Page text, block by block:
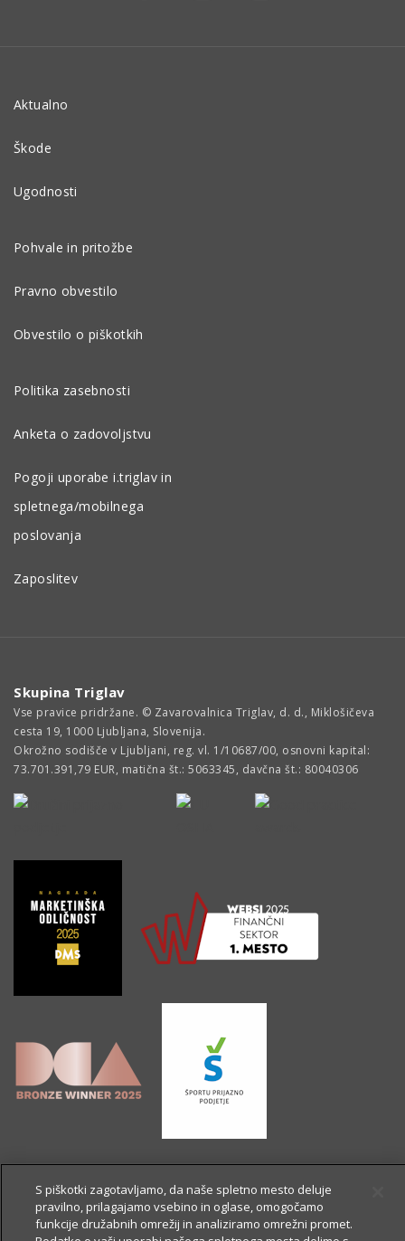
Aktualno
Škode
Ugodnosti
Pohvale in pritožbe
Pravno obvestilo
Obvestilo o piškotkih
Politika zasebnosti
Anketa o zadovoljstvu
Pogoji uporabe i.triglav in
spletnega/mobilnega
poslovanja
Zaposlitev
Skupina Triglav
Vse pravice pridržane. © Zavarovalnica Triglav, d. d., Miklošičeva
cesta 19, 1000 Ljubljana, Slovenija.
Okrožno sodišče v Ljubljani, reg. vl. 1/10687/00, osnovni kapital:
73.701.391,79 EUR, matična št.: 5063345, davčna št.: 80040306
S piškotki zagotavljamo, da naše spletno mesto deluje
pravilno, prilagajamo vsebino in oglase, omogočamo
funkcije družabnih omrežij in analiziramo omrežni promet.